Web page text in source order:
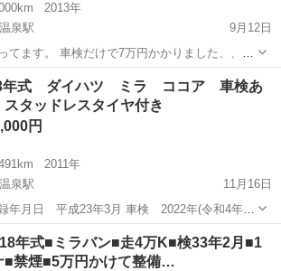
2013年
泉駅
9月12日
てます。 車検だけで7万円かかりました、、、
してこれが不要になりました😭 誰か購入よろ
す。 格安のため値引き不可です。
武雄温泉駅
年式 ダイハツ ミラ ココア 車検あ
タッドレスタイヤ付き
円
2011年
泉駅
11月16日
年月日 平成23年3月 車検 2022年(令和4年)3
ｋｍ ミッション ＡＴ 排気量 660cc 乗車定
ガソリン ナビ SD...
武雄温泉駅 ココア
年式■ミラバン■走4万K■検33年2月■1
■禁煙■5万円かけて整備…